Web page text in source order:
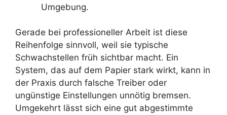
Umgebung.
Gerade bei professioneller Arbeit ist diese
Reihenfolge sinnvoll, weil sie typische
Schwachstellen früh sichtbar macht. Ein
System, das auf dem Papier stark wirkt, kann in
der Praxis durch falsche Treiber oder
ungünstige Einstellungen unnötig bremsen.
Umgekehrt lässt sich eine gut abgestimmte